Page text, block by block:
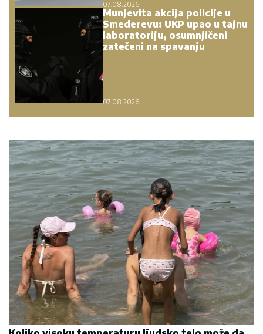
07.08.2026.
Munjevita akcija policije u
Smederevu: UKP upao u tajnu
laboratoriju, osumnjičeni
zatečeni na spavanju
07.08.2026.